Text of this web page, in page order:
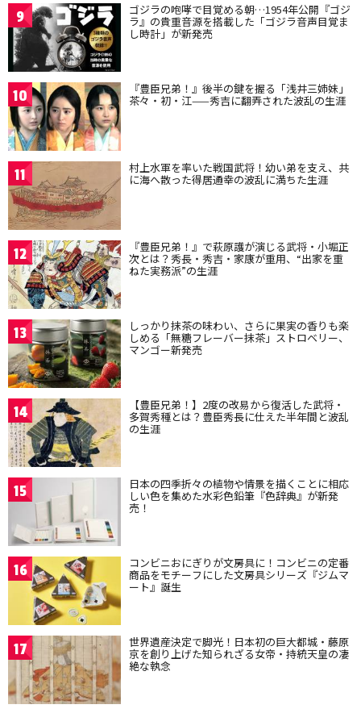
9 ゴジラの咆哮で目覚める朝…1954年公開『ゴジ
ラ』の貴重音源を搭載した「ゴジラ音声目覚ま
し時計」が新発売
10 『豊臣兄弟！』後半の鍵を握る「浅井三姉妹」
茶々・初・江——秀吉に翻弄された波乱の生涯
11 村上水軍を率いた戦国武将！幼い弟を支え、共
に海へ散った得居通幸の波乱に満ちた生涯
12 『豊臣兄弟！』で萩原護が演じる武将・小堀正
次とは？秀長・秀吉・家康が重用、“出家を重
ねた実務派”の生涯
13 しっかり抹茶の味わい、さらに果実の香りも楽
しめる「無糖フレーバー抹茶」ストロベリー、
マンゴー新発売
14 【豊臣兄弟！】2度の改易から復活した武将・
多賀秀種とは？豊臣秀長に仕えた半年間と波乱
の生涯
15 日本の四季折々の植物や情景を描くことに相応
しい色を集めた水彩色鉛筆『色辞典』が新発
売！
16 コンビニおにぎりが文房具に！コンビニの定番
商品をモチーフにした文房具シリーズ『ジムマ
ート』誕生
17 世界遺産決定で脚光！日本初の巨大都城・藤原
京を創り上げた知られざる女帝・持統天皇の凄
絶な執念